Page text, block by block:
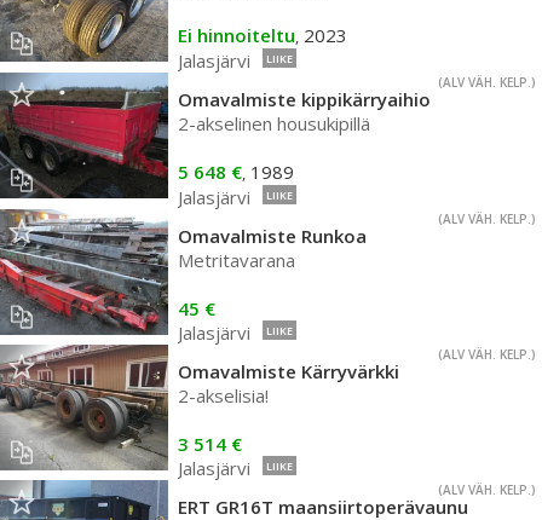
Ei hinnoiteltu, 2023
Jalasjärvi
LIIKE
(ALV VÄH. KELP.)
Omavalmiste kippikärryaihio
2-akselinen housukipillä
5 648 €, 1989
Jalasjärvi
LIIKE
(ALV VÄH. KELP.)
Omavalmiste Runkoa
Metritavarana
45 €
Jalasjärvi
LIIKE
(ALV VÄH. KELP.)
Omavalmiste Kärryvärkki
2-akselisia!
3 514 €
Jalasjärvi
LIIKE
(ALV VÄH. KELP.)
ERT GR16T maansiirtoperävaunu